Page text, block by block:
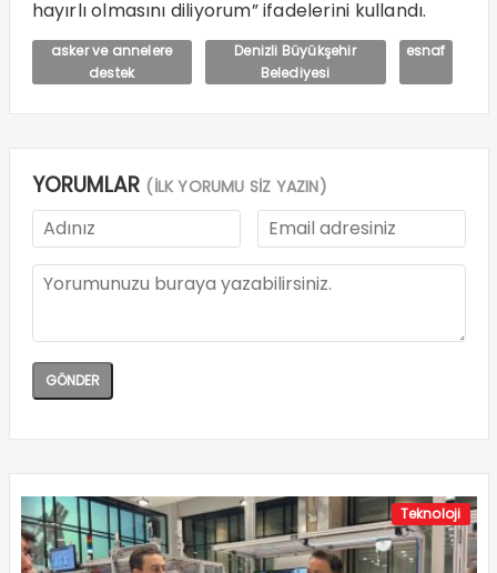
hayırlı olmasını diliyorum” ifadelerini kullandı.
asker ve annelere
destek
Denizli Büyükşehir
Belediyesi
esnaf
YORUMLAR (İLK YORUMU SİZ YAZIN)
Teknoloji